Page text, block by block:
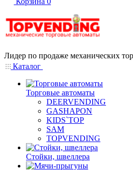
Лидер по продаже механических
Каталог
Торговые автоматы
DEERVENDING
GASHAPON
KIDS`TOP
SAM
TOPVENDING
Стойки, швеллера